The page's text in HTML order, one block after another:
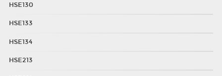
HSE130
HSE133
HSE134
HSE213